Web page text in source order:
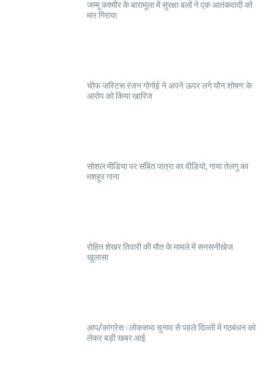
जम्मू कश्मीर के बारामूला में सुरक्षा बलों ने एक आतंकवादी को
मार गिराया
चीफ जस्टिस रंजन गोगोई ने अपने ऊपर लगे यौन शोषण के
आरोप को किया खारिज
सोशल मीडिया पर संबित पात्रा का वीडियो, गाया तेलगु का
मशहूर गाना
रोहित शेखर तिवारी की मौत के मामले में सनसनीखेज
खुलासा
आप/कांग्रेस : लोकसभा चुनाव से पहले दिल्ली में गठबंधन को
लेकर बड़ी खबर आई